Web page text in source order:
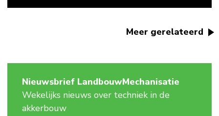
Meer gerelateerd
Nieuwsbrief LandbouwMechanisatie
Wekelijks nieuws over techniek in de
akkerbouw